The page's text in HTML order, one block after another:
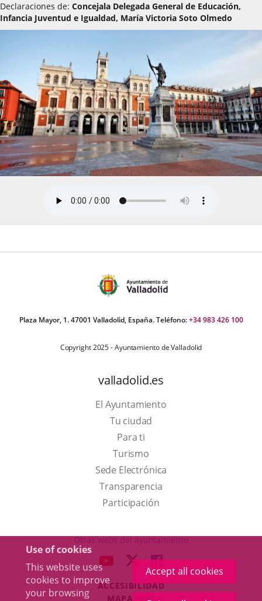
Use of cookies
This website uses
cookies to improve
your browsing
Accept all cookies
Declaraciones de: Concejala Delegada General de Educación,
Infancia Juventud e Igualdad, María Victoria Soto Olmedo
Plaza Mayor, 1. 47001 Valladolid, España. Teléfono:+34 983 426 100
Copyright 2025 - Ayuntamiento de Valladolid
valladolid.es
El Ayuntamiento
Tu ciudad
Para ti
TurismoThis
link
will
open
a
up
window.
Sede Electrónica
Transparencia
Participación
Otras webs del ayuntamiento
LINK
EXTERNAL
LINK
TO
EXTERNAL
LINK
TO
EXTERNAL
ACCESIBILIDAD
MAPA WEB